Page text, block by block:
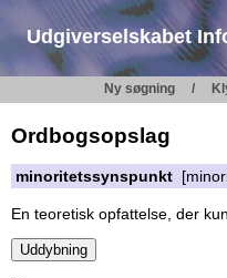
Udgiverselskabet
Ny søgning
Ordbogsopslag
minoritetssynspunkt
En teoretisk opfattelse, der